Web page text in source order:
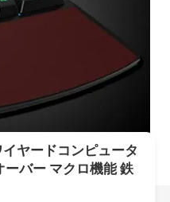
ヤードコンピュータ
バー マクロ機能 鉄
彩のあるバックライ